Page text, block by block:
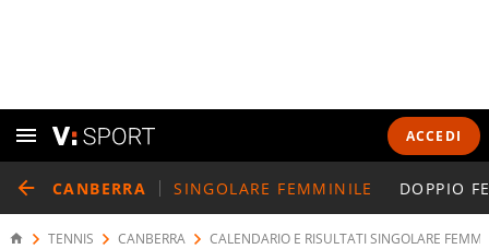
ACCEDI
CANBERRA SINGOLARE FEMMINILE DOPPIO
TENNIS CANBERRA CALENDARIO E RISULTATI SINGOLARE